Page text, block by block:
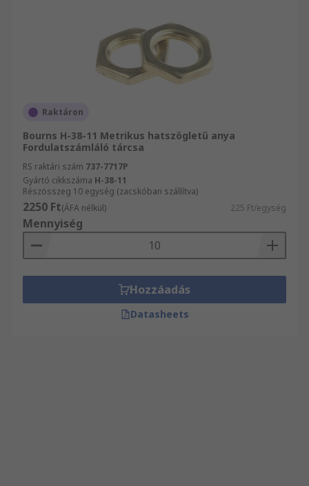
Raktáron
Bourns H-38-11 Metrikus hatszögletű anya
Fordulatszámláló tárcsa
RS raktári szám 737-7717P
Gyártó cikkszáma H-38-11
Részösszeg 10 egység (zacskóban szállítva)
2250 Ft(ÁFA nélkül) 225 Ft/egység
Mennyiség
Hozzáadás
Datasheets